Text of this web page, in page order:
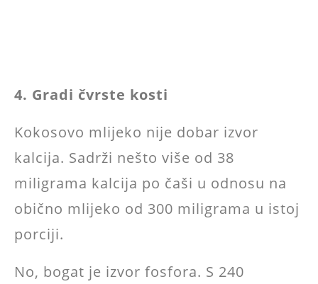
4. Gradi čvrste kosti
Kokosovo mlijeko nije dobar izvor
kalcija. Sadrži nešto više od 38
miligrama kalcija po čaši u odnosu na
obično mlijeko od 300 miligrama u istoj
porciji.
No, bogat je izvor fosfora. S 240